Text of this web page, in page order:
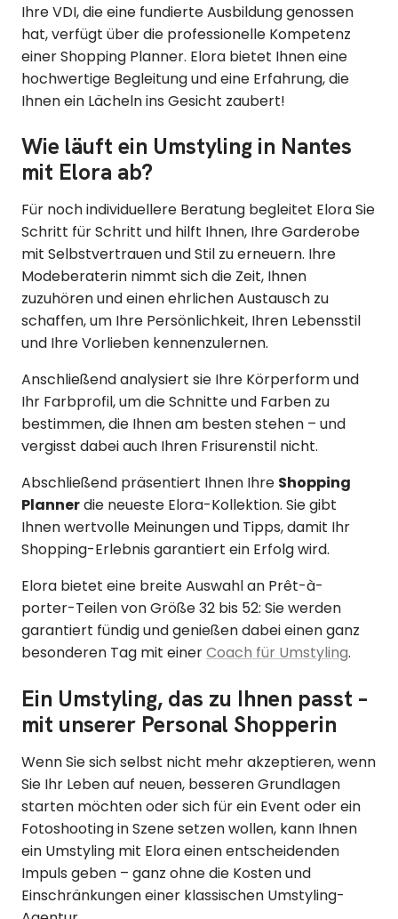
Ihre VDI, die eine fundierte Ausbildung genossen
hat, verfügt über die professionelle Kompetenz
einer Shopping Planner. Elora bietet Ihnen eine
hochwertige Begleitung und eine Erfahrung, die
Ihnen ein Lächeln ins Gesicht zaubert!
Wie läuft ein Umstyling in Nantes
mit Elora ab?
Für noch individuellere Beratung begleitet Elora Sie
Schritt für Schritt und hilft Ihnen, Ihre Garderobe
mit Selbstvertrauen und Stil zu erneuern. Ihre
Modeberaterin nimmt sich die Zeit, Ihnen
zuzuhören und einen ehrlichen Austausch zu
schaffen, um Ihre Persönlichkeit, Ihren Lebensstil
und Ihre Vorlieben kennenzulernen.
Anschließend analysiert sie Ihre Körperform und
Ihr Farbprofil, um die Schnitte und Farben zu
bestimmen, die Ihnen am besten stehen – und
vergisst dabei auch Ihren Frisurenstil nicht.
Abschließend präsentiert Ihnen Ihre Shopping
Plannerdie neueste Elora-Kollektion. Sie gibt
Ihnen wertvolle Meinungen und Tipps, damit Ihr
Shopping-Erlebnis garantiert ein Erfolg wird.
Elora bietet eine breite Auswahl an Prêt-à-
porter-Teilen von Größe 32 bis 52: Sie werden
garantiert fündig und genießen dabei einen ganz
besonderen Tag mit einerCoach für Umstyling.
Ein Umstyling, das zu Ihnen passt –
mit unserer Personal Shopperin
Wenn Sie sich selbst nicht mehr akzeptieren, wenn
Sie Ihr Leben auf neuen, besseren Grundlagen
starten möchten oder sich für ein Event oder ein
Fotoshooting in Szene setzen wollen, kann Ihnen
ein Umstyling mit Elora einen entscheidenden
Impuls geben – ganz ohne die Kosten und
Einschränkungen einer klassischen Umstyling-